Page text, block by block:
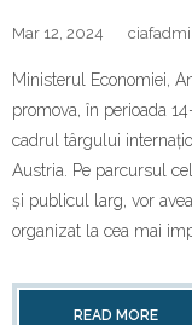
Mar 12, 2024
Ministerul Economiei,
promova, în perioada
cadrul târgului
Austria. Pe parcursul
și publicul larg, vor
organizat la cea mai
READ MORE